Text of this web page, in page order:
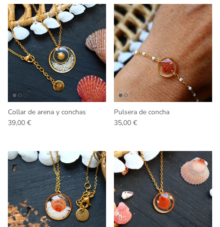
Collar de arena y conchas
Precio normal
39,00 €
Pulsera de concha
Precio normal
35,00 €